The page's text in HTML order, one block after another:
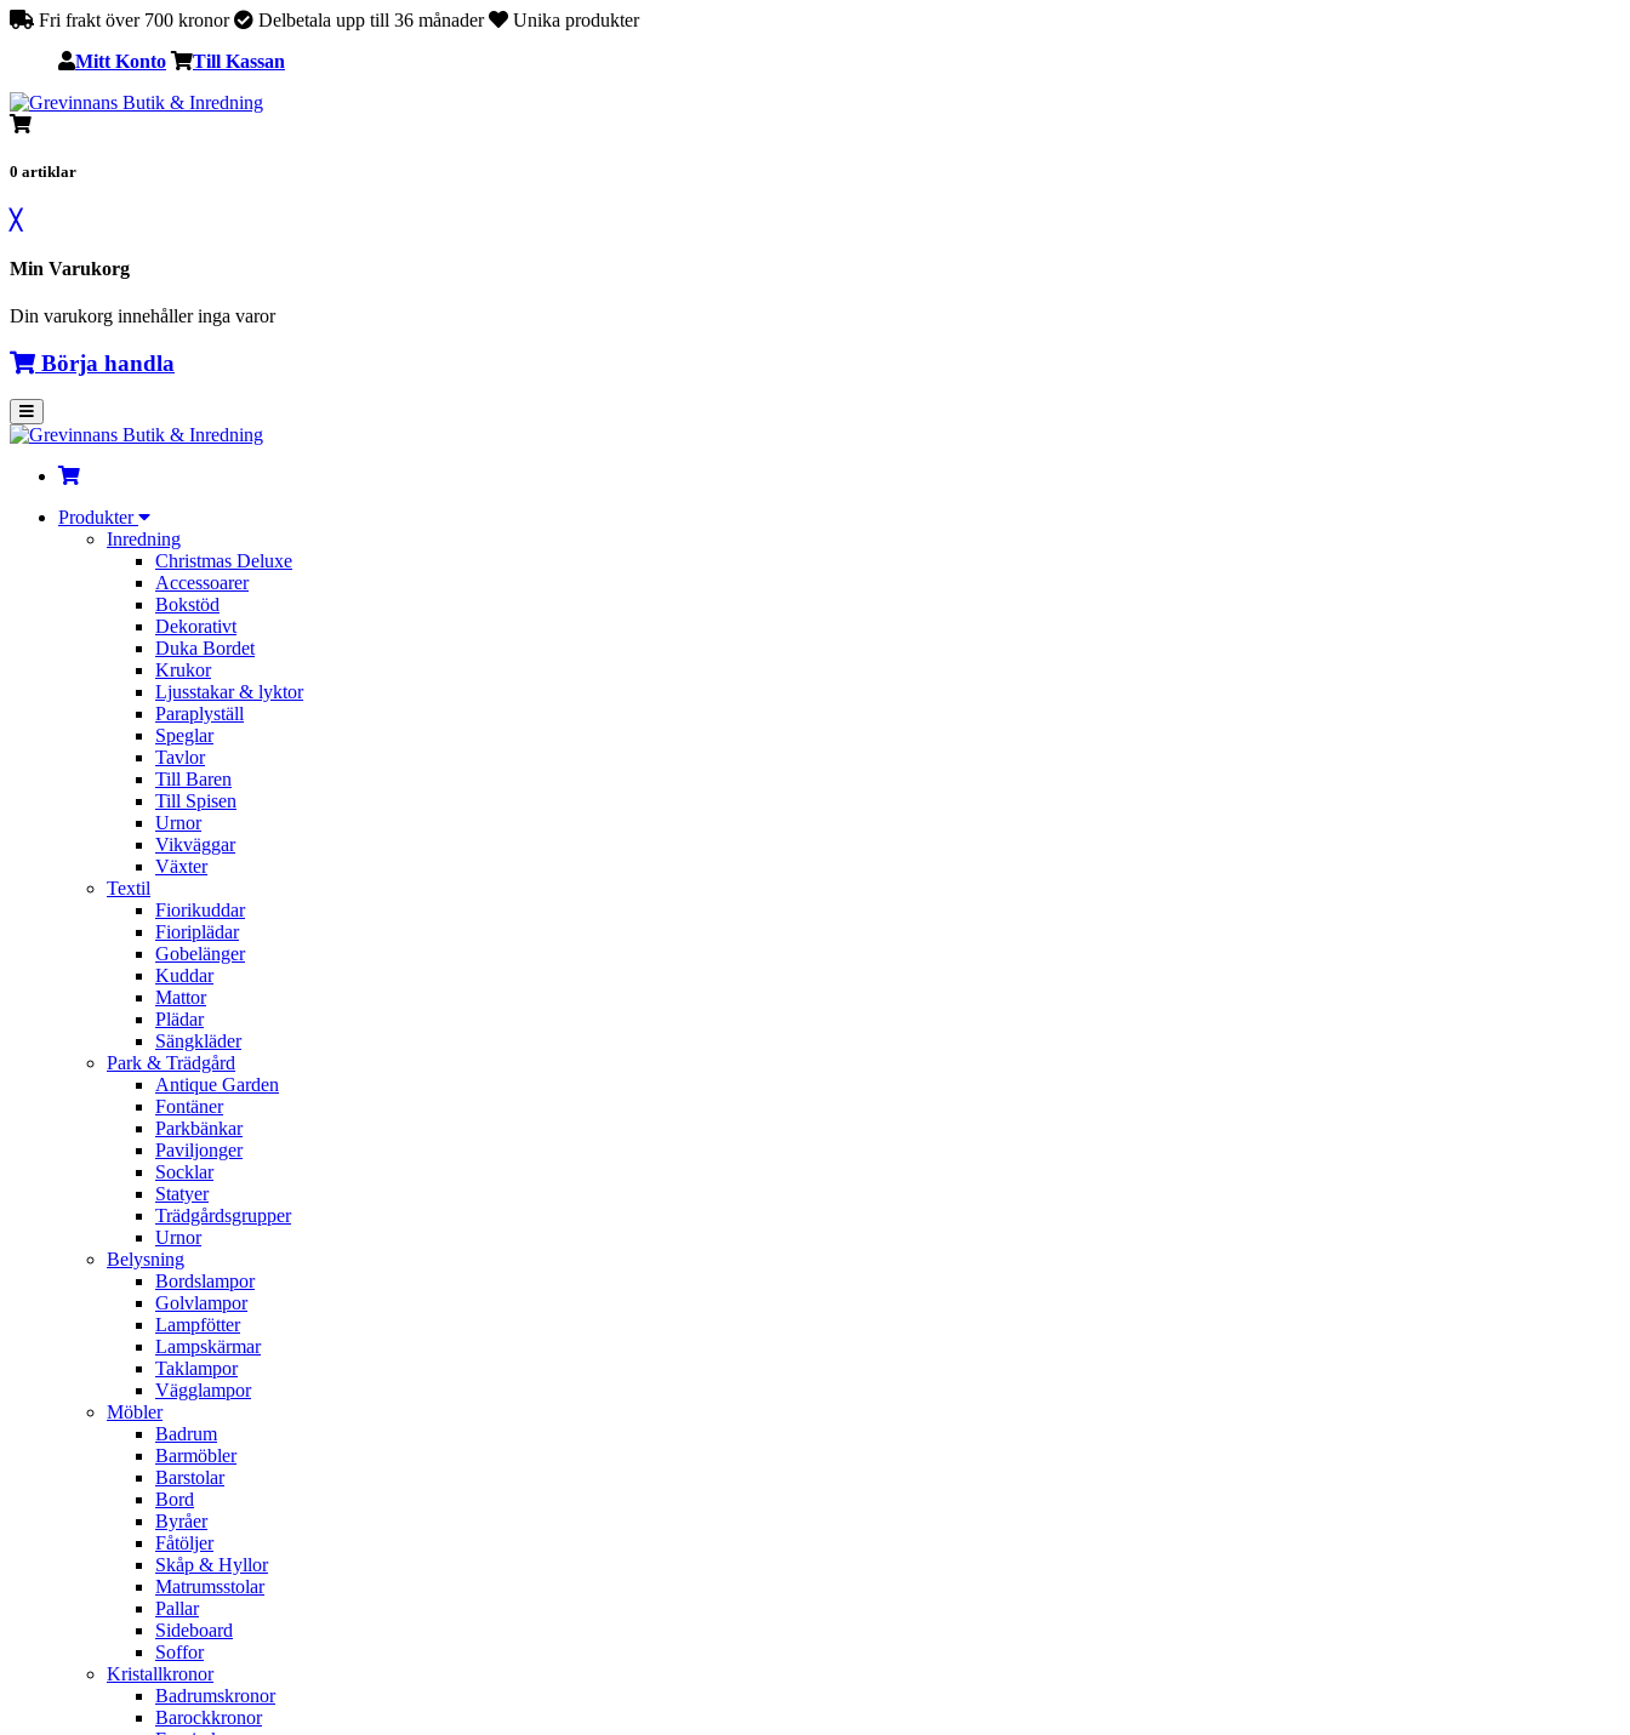
Fri frakt över 700 kronor Delbetala upp till 36 månader Unika produkter
Mitt Konto Till Kassan
0 artiklar
╳
Min Varukorg
Din varukorg innehåller inga varor
Börja handla
Produkter
Inredning
Christmas Deluxe
Accessoarer
Bokstöd
Dekorativt
Duka Bordet
Krukor
Ljusstakar & lyktor
Paraplyställ
Speglar
Tavlor
Till Baren
Till Spisen
Urnor
Vikväggar
Växter
Textil
Fiorikuddar
Fioriplädar
Gobelänger
Kuddar
Mattor
Plädar
Sängkläder
Park & Trädgård
Antique Garden
Fontäner
Parkbänkar
Paviljonger
Socklar
Statyer
Trädgårdsgrupper
Urnor
Belysning
Bordslampor
Golvlampor
Lampfötter
Lampskärmar
Taklampor
Vägglampor
Möbler
Badrum
Barmöbler
Barstolar
Bord
Byråer
Fåtöljer
Skåp & Hyllor
Matrumsstolar
Pallar
Sideboard
Soffor
Kristallkronor
Badrumskronor
Barockkronor